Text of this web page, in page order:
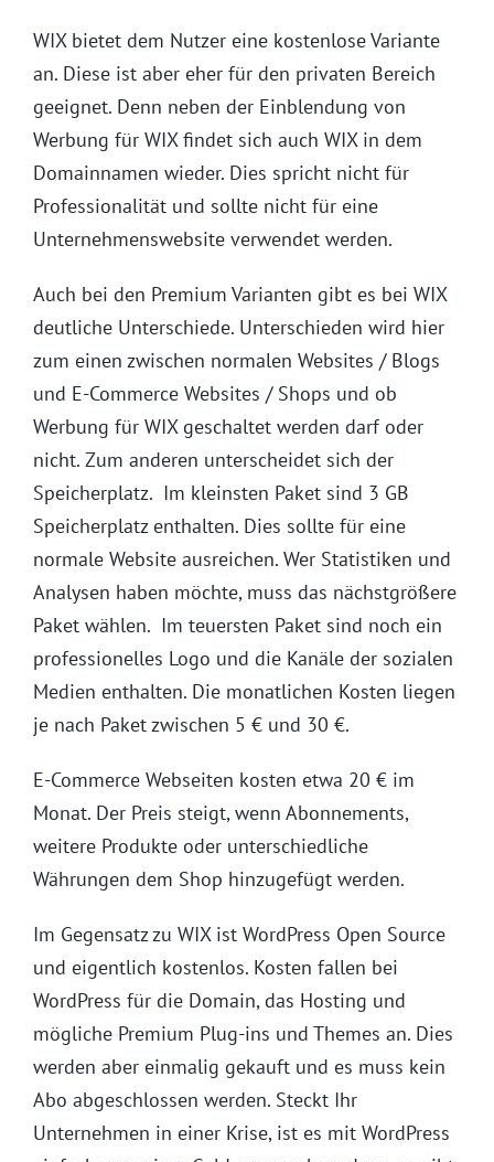
WIX bietet dem Nutzer eine kostenlose Variante
an. Diese ist aber eher für den privaten Bereich
geeignet. Denn neben der Einblendung von
Werbung für WIX findet sich auch WIX in dem
Domainnamen wieder. Dies spricht nicht für
Professionalität und sollte nicht für eine
Unternehmenswebsite verwendet werden.
Auch bei den Premium Varianten gibt es bei WIX
deutliche Unterschiede. Unterschieden wird hier
zum einen zwischen normalen Websites / Blogs
und E-Commerce Websites / Shops und ob
Werbung für WIX geschaltet werden darf oder
nicht. Zum anderen unterscheidet sich der
Speicherplatz. Im kleinsten Paket sind 3 GB
Speicherplatz enthalten. Dies sollte für eine
normale Website ausreichen. Wer Statistiken und
Analysen haben möchte, muss das nächstgrößere
Paket wählen. Im teuersten Paket sind noch ein
professionelles Logo und die Kanäle der sozialen
Medien enthalten. Die monatlichen Kosten liegen
je nach Paket zwischen 5 € und 30 €.
E-Commerce Webseiten kosten etwa 20 € im
Monat. Der Preis steigt, wenn Abonnements,
weitere Produkte oder unterschiedliche
Währungen dem Shop hinzugefügt werden.
Im Gegensatz zu WIX ist WordPress Open Source
und eigentlich kostenlos. Kosten fallen bei
WordPress für die Domain, das Hosting und
mögliche Premium Plug-ins und Themes an. Dies
werden aber einmalig gekauft und es muss kein
Abo abgeschlossen werden. Steckt Ihr
Unternehmen in einer Krise, ist es mit WordPress